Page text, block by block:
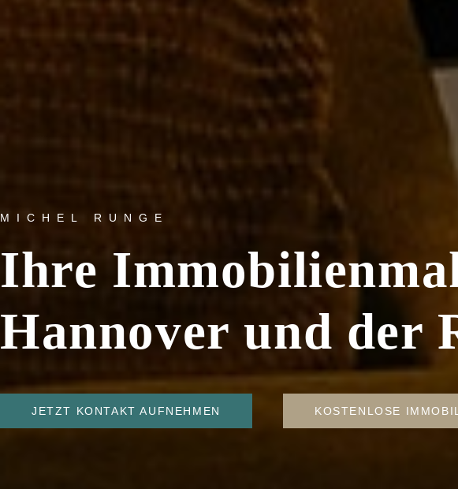
MICHEL RUNGE
Ihre
Hannover und der
JETZT KONTAKT AUFNEHMEN KOSTENLOSE